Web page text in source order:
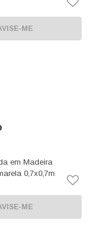
ME
em Madeira
0,7x0,7m
ME